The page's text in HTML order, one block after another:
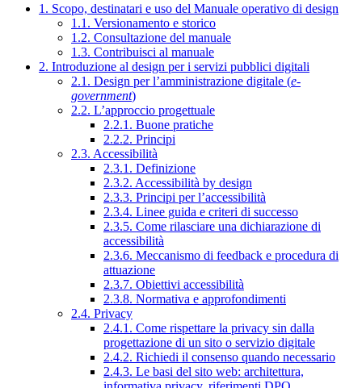
1. Scopo, destinatari e uso del Manuale operativo di design
1.1. Versionamento e storico
1.2. Consultazione del manuale
1.3. Contribuisci al manuale
2. Introduzione al design per i servizi pubblici digitali
2.1. Design per l’amministrazione digitale (e-
government)
2.2. L’approccio progettuale
2.2.1. Buone pratiche
2.2.2. Principi
2.3. Accessibilità
2.3.1. Definizione
2.3.2. Accessibilità by design
2.3.3. Principi per l’accessibilità
2.3.4. Linee guida e criteri di successo
2.3.5. Come rilasciare una dichiarazione di
accessibilità
2.3.6. Meccanismo di feedback e procedura di
attuazione
2.3.7. Obiettivi accessibilità
2.3.8. Normativa e approfondimenti
2.4. Privacy
2.4.1. Come rispettare la privacy sin dalla
progettazione di un sito o servizio digitale
2.4.2. Richiedi il consenso quando necessario
2.4.3. Le basi del sito web: architettura,